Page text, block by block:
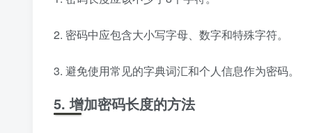
2. 密码中应包含大小写字母、数字和特殊字符。
3. 避免使用常见的字典词汇和个人信息作为密码。
5. 增加密码长度的方法